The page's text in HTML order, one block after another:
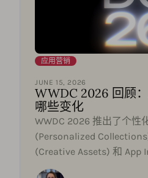
应用营销
JUNE 15, 2026
WWDC 2026 回顾
哪些变化
WWDC 2026 推出了个性
(Personalized
(Creative Assets) 和 App
布对 ASO 团队和应用发现